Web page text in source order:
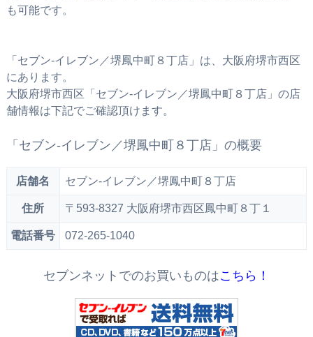
も可能です。
「セブン‐イレブン／堺鳳中町８丁店」は、大阪府堺市西区
にあります。
大阪府堺市西区「セブン‐イレブン／堺鳳中町８丁店」の店
舗情報は下記でご確認頂けます。
「セブン‐イレブン／堺鳳中町８丁店」の概要
店舗名 セブン‐イレブン／堺鳳中町８丁店
住所 〒593-8327 大阪府堺市西区鳳中町８丁１
電話番号 072-265-1040
セブンネットでのお買いものはこちら！